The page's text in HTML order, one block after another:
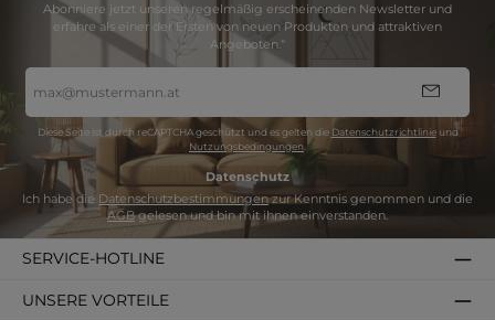
Abonniere jetzt unseren regelmäßig erscheinenden Newsletter und
erfahre als einer der Ersten von neuen Produkten und attraktiven
Angeboten.“
Mail-
Adresse
Diese Seite ist durch reCAPTCHA geschützt und es gelten die Datenschutzrichtlinieund
Nutzungsbedingungen
Datenschutz
Ich habe die Datenschutzbestimmungenzur Kenntnis genommen und die
AGBgelesen und bin mit ihnen einverstanden.
SERVICE-HOTLINE
UNSERE VORTEILE